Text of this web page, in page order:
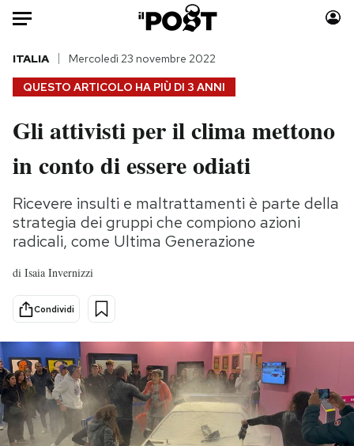
Auto
HOME
Italia
Politica
Tecnologia
Internet
Scienza
Cultura
Economia
Sport
Moda
Consumismi
Storie/Idee
Ok Boomer!
Media
PODCAST
NEWSLETTER
QUESTO ARTICOLO HA PIÙ DI 3 ANNI
ITALIA Mercoledì 23 novembre 2022
Gli attivisti per il clima mettono
in conto di essere odiati
Ricevere insulti e maltrattamenti è parte della
strategia dei gruppi che compiono azioni
radicali, come Ultima Generazione
di Isaia Invernizzi
Condividi